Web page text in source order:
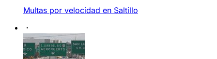
Multas por velocidad en Saltillo